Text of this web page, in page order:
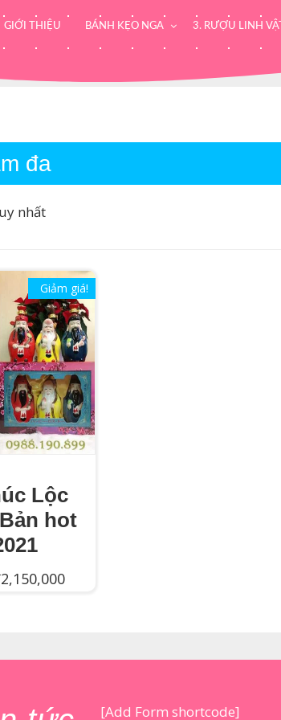
GIỚI THIỆU BÁNH KẸO NGA 3. RƯỢU LINH VẬT
đa
nhất
Giảm giá!
Lộc
hot
2,150,000Giá
là:
[Add Form shortcode]